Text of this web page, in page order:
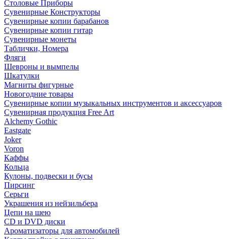
Столовые Приборы
Сувенирные Конструкторы
Сувенирные копии барабанов
Сувенирные копии гитар
Сувенирные монеты
Таблички, Номера
Фляги
Шевроны и вымпелы
Шкатулки
Магниты фигурные
Новогодние товары
Сувенирные копии музыкальных инструментов и аксессуаров
Сувенирная продукция Free Art
Alchemy Gothic
Eastgate
Joker
Voron
Каффы
Кольца
Кулоны, подвески и бусы
Пирсинг
Серьги
Украшения из нейзильбера
Цепи на шею
CD и DVD диски
Ароматизаторы для автомобилей